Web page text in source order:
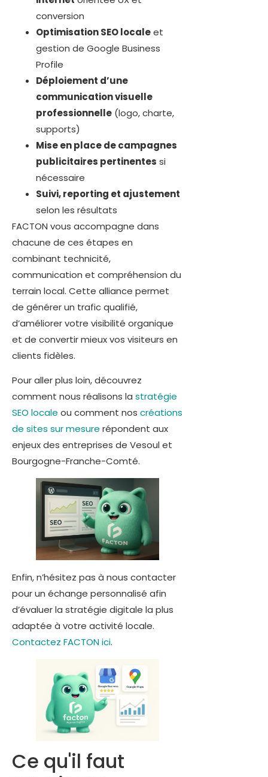
conversion
Optimisation SEO localeet
gestion de Google Business
Profile
Déploiement d’une
communication visuelle
professionnelle (logo, charte,
supports)
Mise en place de campagnes
publicitaires pertinentes si
nécessaire
Suivi, reporting et ajustement
selon les résultats
FACTON vous accompagne dans
chacune de ces étapes en
combinant technicité,
communication et compréhension du
terrain local. Cette alliance permet
de générer un trafic qualifié,
d’améliorer votre visibilité organique
et de convertir mieux vos visiteurs en
clients fidèles.
Pour aller plus loin, découvrez
comment nous réalisons la stratégie
SEO locale ou comment nos créations
de sites sur mesure répondent aux
enjeux des entreprises de Vesoul et
Bourgogne-Franche-Comté.
Enfin, n’hésitez pas à nous contacter
pour un échange personnalisé afin
d’évaluer la stratégie digitale la plus
adaptée à votre activité locale.
Contactez FACTON ici.
Ce qu'il faut